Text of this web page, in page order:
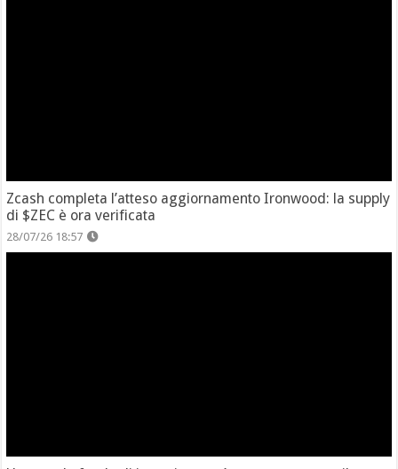
Zcash completa l’atteso aggiornamento Ironwood: la supply
di $ZEC è ora verificata
28/07/26 18:57